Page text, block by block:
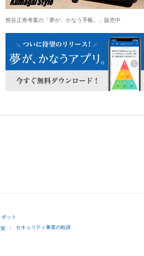
熊谷正寿考案の「夢が、かなう手帳。」販売中
ット
セキュリティ事業の軌跡